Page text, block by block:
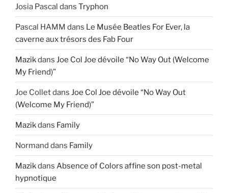
Josia Pascal dans Tryphon
Pascal HAMM dans Le Musée Beatles For Ever, la
caverne aux trésors des Fab Four
Mazikdans Joe Col Joe dévoile “No Way Out (Welcome
My Friend)”
Joe Colletdans Joe Col Joe dévoile “No Way Out
(Welcome My Friend)”
Mazikdans Family
Normand dans Family
Mazikdans Absence of Colors affine son post-metal
hypnotique